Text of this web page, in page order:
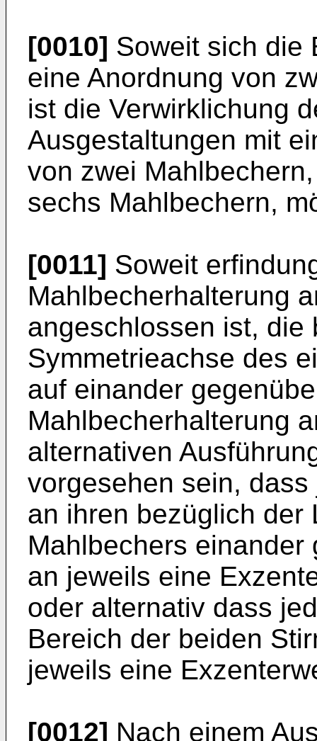
[0010] Soweit sich die
eine Anordnung von
ist die Verwirklichung
Ausgestaltungen mit
von zwei
sechs Mahlbechern,
[0011] Soweit
Mahlbecherhalterung
angeschlossen ist, die
Symmetrieachse des
auf einander
Mahlbecherhalterung
alternativen
vorgesehen sein,
an ihren bezüglich der
Mahlbechers
an jeweils eine
oder alternativ dass
Bereich der beiden
jeweils eine
[0012] Nach einem